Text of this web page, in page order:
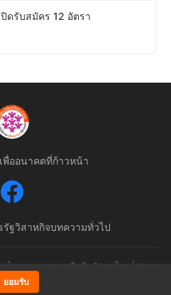
ดรับสมัคร 12 อัตรา
พื่ออนาคตที่ก้าวหน้า
รัฐวิสาหกิจบทความทั่วไป
รวมงานราชการอันดับ 1 ของไทย | สงวน
ามกฎหมาย
ยอมรับ